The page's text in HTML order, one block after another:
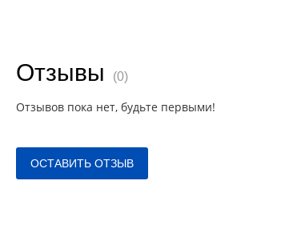
Отзывы (0)
Отзывов пока нет, будьте первыми!
ОСТАВИТЬ ОТЗЫВ